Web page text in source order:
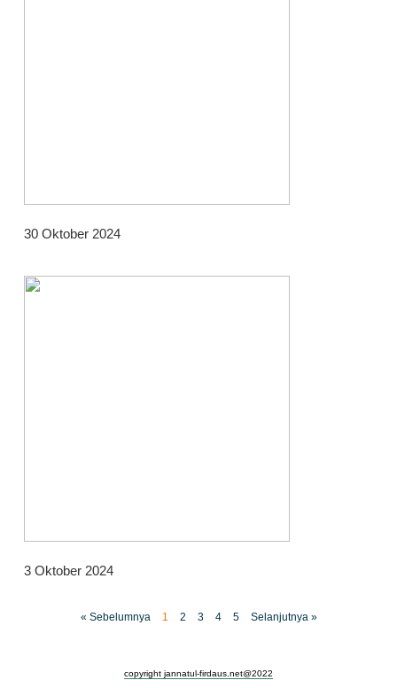
30 Oktober 2024
3 Oktober 2024
« Sebelumnya 1 2 3 4 5 Selanjutnya »
copyright jannatul-firdaus.net@2022